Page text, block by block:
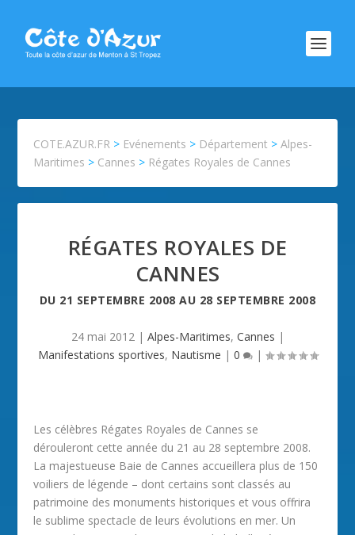
COTE.AZUR.FR > Evénements > Département >Alpes-
Maritimes > Cannes > Régates Royales de Cannes
RÉGATES ROYALES DE
CANNES
DU 21 SEPTEMBRE 2008 AU 28 SEPTEMBRE 2008
24 mai 2012| Alpes-Maritimes, Cannes |
Manifestations sportives, Nautisme | 0 |
Les célèbres Régates Royales de Cannes se
dérouleront cette année du 21 au 28 septembre 2008.
La majestueuse Baie de Cannes accueillera plus de 150
voiliers de légende – dont certains sont classés au
patrimoine des monuments historiques et vous offrira
le sublime spectacle de leurs évolutions en mer. Un